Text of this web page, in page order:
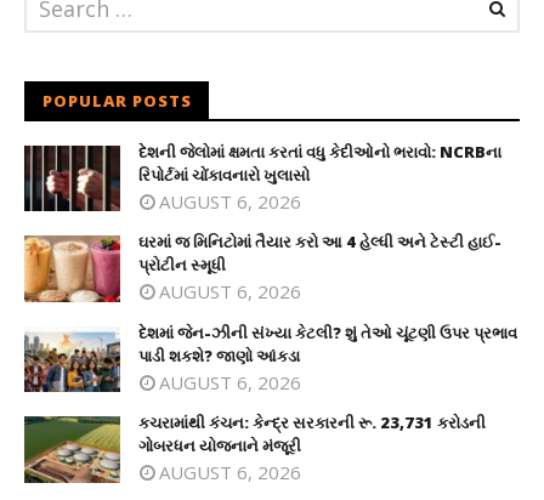
POPULAR POSTS
દેશની જેલોમાં ક્ષમતા કરતાં વધુ કેદીઓનો ભરાવો: NCRBના
રિપોર્ટમાં ચોંકાવનારો ખુલાસો
AUGUST 6, 2026
ઘરમાં જ મિનિટોમાં તૈયાર કરો આ 4 હેલ્ધી અને ટેસ્ટી હાઈ-
પ્રોટીન સ્મૂધી
AUGUST 6, 2026
દેશમાં જેન-ઝીની સંખ્યા કેટલી? શું તેઓ ચૂંટણી ઉપર પ્રભાવ
પાડી શકશે? જાણો આંકડા
AUGUST 6, 2026
કચરામાંથી કંચન: કેન્દ્ર સરકારની રૂ. 23,731 કરોડની
ગોબરધન યોજનાને મંજૂરી
AUGUST 6, 2026